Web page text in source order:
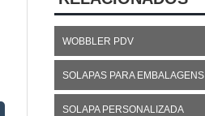
WOBBLER PDV
SOLAPAS PARA EMBALAGENS
SOLAPA PERSONALIZADA